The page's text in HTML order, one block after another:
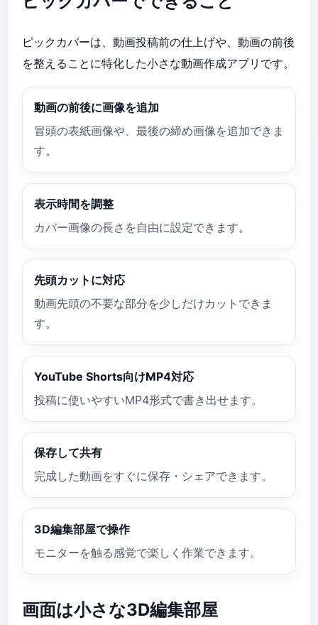
ピックカバーは、動画投稿前の仕上げや、動画の前後
を整えることに特化した小さな動画作成アプリです。
動画の前後に画像を追加
冒頭の表紙画像や、最後の締め画像を追加できま
す。
表示時間を調整
カバー画像の長さを自由に設定できます。
先頭カットに対応
動画先頭の不要な部分を少しだけカットできま
す。
YouTube Shorts向けMP4対応
投稿に使いやすいMP4形式で書き出せます。
保存して共有
完成した動画をすぐに保存・シェアできます。
3D編集部屋で操作
モニターを触る感覚で楽しく作業できます。
画面は小さな3D編集部屋